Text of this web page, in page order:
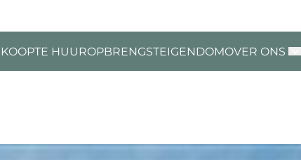
TE HUUROPBRENGSTEIGENDOMOVER ONS